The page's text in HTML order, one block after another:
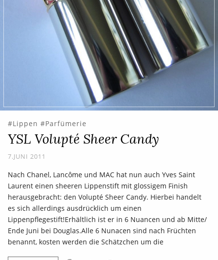
Lippen Parfümerie
YSL Volupté Sheer Candy
7.JUNI 2011
Nach Chanel, Lancôme und MAC hat nun auch Yves Saint
Laurent einen sheeren Lippenstift mit glossigem Finish
herausgebracht: den Volupté Sheer Candy. Hierbei handelt
es sich allerdings ausdrücklich um einen
Lippenpflegestift!Erhältlich ist er in 6 Nuancen und ab Mitte/
Ende Juni bei Douglas.Alle 6 Nunacen sind nach Früchten
benannt, kosten werden die Schätzchen um die